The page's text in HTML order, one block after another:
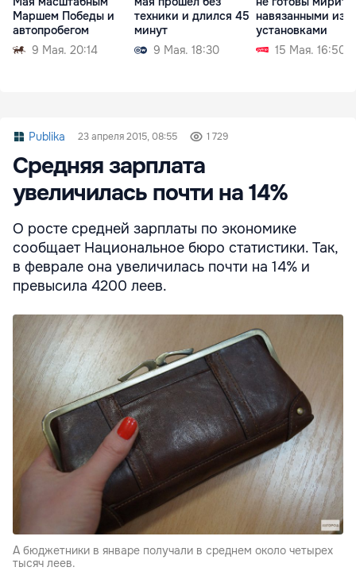
Маршем Победы и
автопробегом
9 Мая. 20:14
техники и длился 45
минут
9 Мая. 18:30
навязанными
установками
15 Мая. 16:50
Publika 23 апреля 2015, 08:55 1 729
Средняя зарплата
увеличилась почти на 14%
О росте средней зарплаты по экономике
сообщает Национальное бюро статистики. Так,
в феврале она увеличилась почти на 14% и
превысила 4200 леев.
А бюджетники в январе получали в среднем около четырех
тысяч леев.